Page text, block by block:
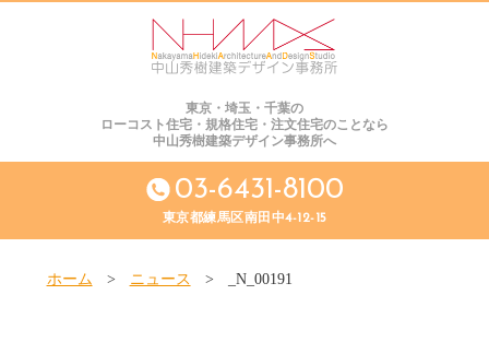
東京・埼玉・千葉の
ローコスト住宅・規格住宅・注文住宅のことなら
中山秀樹建築デザイン事務所へ
03-6431-8100
東京都練馬区南田中4-12-15
ホーム > ニュース > _N_00191